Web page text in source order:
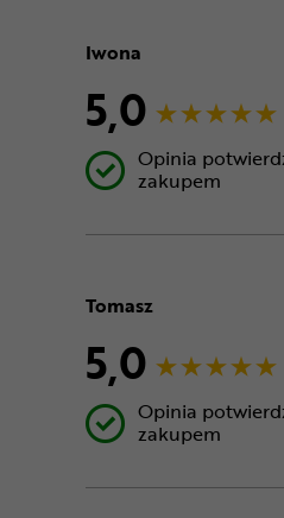
Iwona
5,0
Opinia
zakupem
Tomasz
5,0
Opinia
zakupem